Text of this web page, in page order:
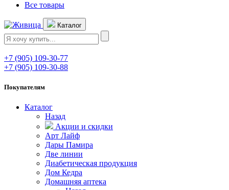
Все товары
Каталог
+7 (905) 109-30-77
+7 (905) 109-30-88
Покупателям
Каталог
Назад
Акции и скидки
Арт Лайф
Дары Памира
Две линии
Диабетическая продукция
Дом Кедра
Домашняя аптека